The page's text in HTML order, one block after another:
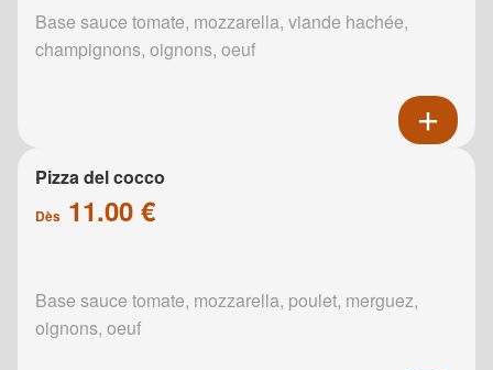
Base sauce tomate, mozzarella, viande hachée,
champignons, oignons, oeuf
Pizza del cocco
Dès 11.00 €
Base sauce tomate, mozzarella, poulet, merguez,
oignons, oeuf